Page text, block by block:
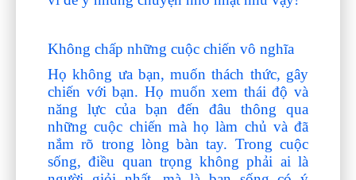
Không chấp những cuộc chiến vô nghĩa
Họ không ưa bạn, muốn thách thức, gây
chiến với bạn. Họ muốn xem thái độ và
năng lực của bạn đến đâu thông qua
những cuộc chiến mà họ làm chủ và đã
nắm rõ trong lòng bàn tay. Trong cuộc
sống, điều quan trọng không phải ai là